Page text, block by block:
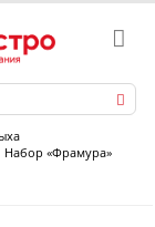
Набор «Фрамура»